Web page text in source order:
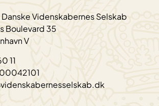
Videnskabernes Selskab
Boulevard 35
V
11